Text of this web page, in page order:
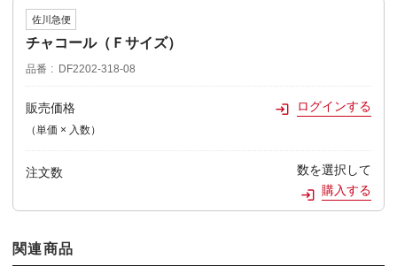
佐川急便
チャコール（Ｆサイズ）
品番 DF2202-318-08
販売価格
（単価 × 入数）
ログインする
注文数
数を選択して
購入する
関連商品